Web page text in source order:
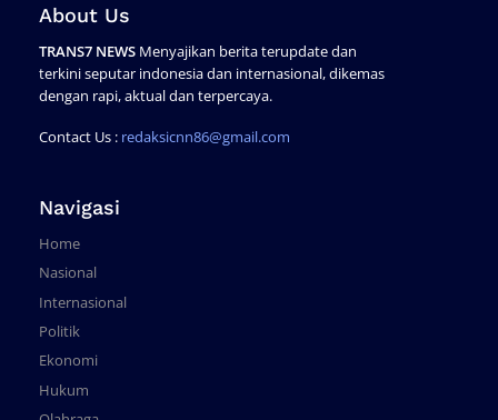
About Us
TRANS7 NEWSMenyajikan berita terupdate dan
terkini seputar indonesia dan internasional, dikemas
dengan rapi, aktual dan terpercaya.
Contact Us : redaksicnn86@gmail.com
Navigasi
Home
Nasional
Internasional
Politik
Ekonomi
Hukum